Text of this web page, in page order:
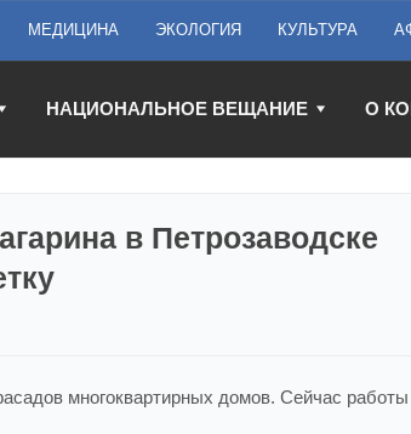
МЕДИЦИНА ЭКОЛОГИЯ КУЛЬТУРА
НАЦИОНАЛЬНОЕ ВЕЩАНИЕ О
в Петрозаводске
многоквартирных домов. Сейчас работы